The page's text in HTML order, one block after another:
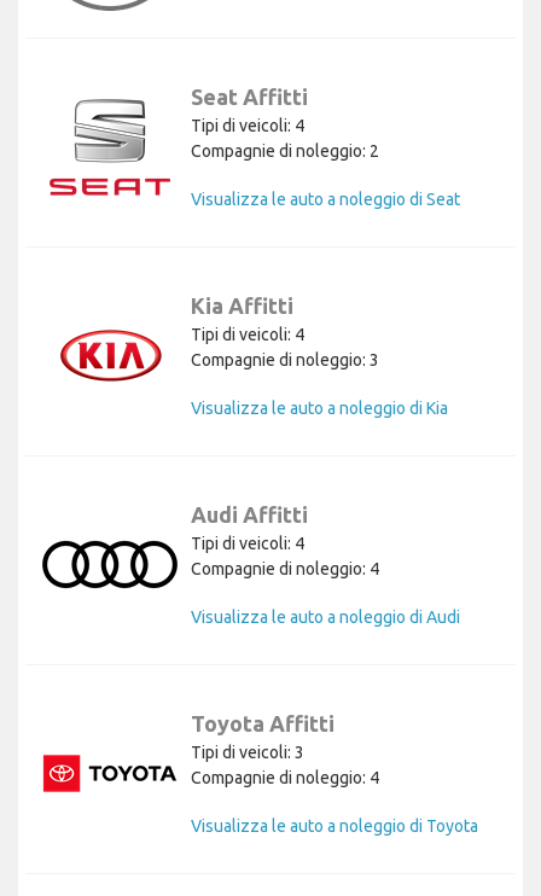
Seat Affitti
Tipi di veicoli: 4
Compagnie di noleggio: 2
Visualizza le auto a noleggio di Seat
Kia Affitti
Tipi di veicoli: 4
Compagnie di noleggio: 3
Visualizza le auto a noleggio di Kia
Audi Affitti
Tipi di veicoli: 4
Compagnie di noleggio: 4
Visualizza le auto a noleggio di Audi
Toyota Affitti
Tipi di veicoli: 3
Compagnie di noleggio: 4
Visualizza le auto a noleggio di Toyota